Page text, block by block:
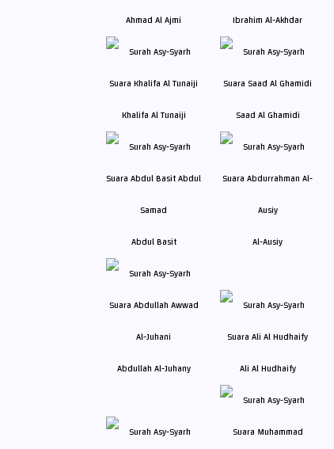
Ahmad Al Ajmi Ibrahim Al-Akhdar
Khalifa Al Tunaiji Saad Al Ghamidi
Abdul Basit Al-Ausiy
Abdullah Al-Juhany Ali Al Hudhaify